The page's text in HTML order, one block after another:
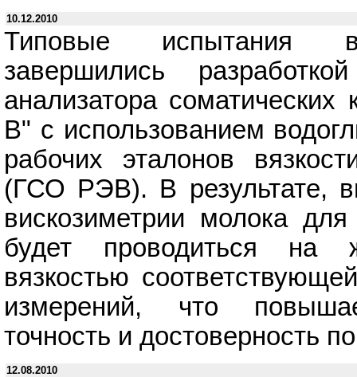
10.12.2010
Типовые испытания в
завершились
анализатора
В" с использованием
рабочих эталонов
(ГСО РЭВ). В результате,
вискозиметрии молока
будет проводиться на
вязкостью
измерений, что
точность и достоверность
12.08.2010